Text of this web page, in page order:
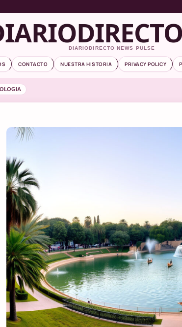
DIARIODIRECTO NEWS PULSE
CONTACTO NUESTRA HISTORIA PRIVACY POLICY